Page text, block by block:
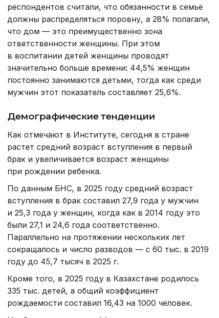
респондентов считали, что обязанности в семье
должны распределяться поровну, а 28% полагали,
что дом — это преимущественно зона
ответственности женщины. При этом
в воспитании детей женщины проводят
значительно больше времени: 44,5% женщин
постоянно занимаются детьми, тогда как среди
мужчин этот показатель составляет 25,6%.
Демографические тенденции
Как отмечают в Институте, сегодня в стране
растет средний возраст вступления в первый
брак и увеличивается возраст женщины
при рождении ребенка.
По данным БНС, в 2025 году средний возраст
вступления в брак составил 27,9 года у мужчин
и 25,3 года у женщин, когда как в 2014 году это
были 27,1 и 24,6 года соответственно.
Параллельно на протяжении нескольких лет
сокращалось и число разводов — с 60 тыс. в 2019
году до 45,7 тысяч в 2025 г.
Кроме того, в 2025 году в Казахстане родилось
335 тыс. детей, а общий коэффициент
рождаемости составил 16,43 на 1000 человек.